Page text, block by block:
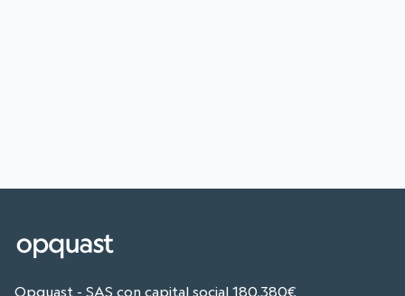
Opquast - SAS con capital social 180,380€